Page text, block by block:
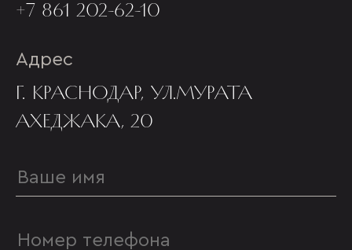
+7 861 202-62-10
Адрес
Г. КРАСНОДАР, УЛ.МУРАТА
АХЕДЖАКА, 20